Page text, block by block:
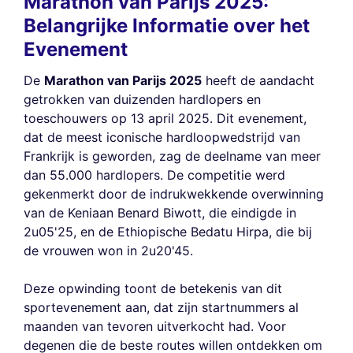
Belangrijke Informatie over het
Evenement
De Marathon van Parijs 2025 heeft de aandacht
getrokken van duizenden hardlopers en
toeschouwers op 13 april 2025. Dit evenement,
dat de meest iconische hardloopwedstrijd van
Frankrijk is geworden, zag de deelname van meer
dan 55.000 hardlopers. De competitie werd
gekenmerkt door de indrukwekkende overwinning
van de Keniaan Benard Biwott, die eindigde in
2u05'25, en de Ethiopische Bedatu Hirpa, die bij
de vrouwen won in 2u20'45.
Deze opwinding toont de betekenis van dit
sportevenement aan, dat zijn startnummers al
maanden van tevoren uitverkocht had. Voor
degenen die de beste routes willen ontdekken om